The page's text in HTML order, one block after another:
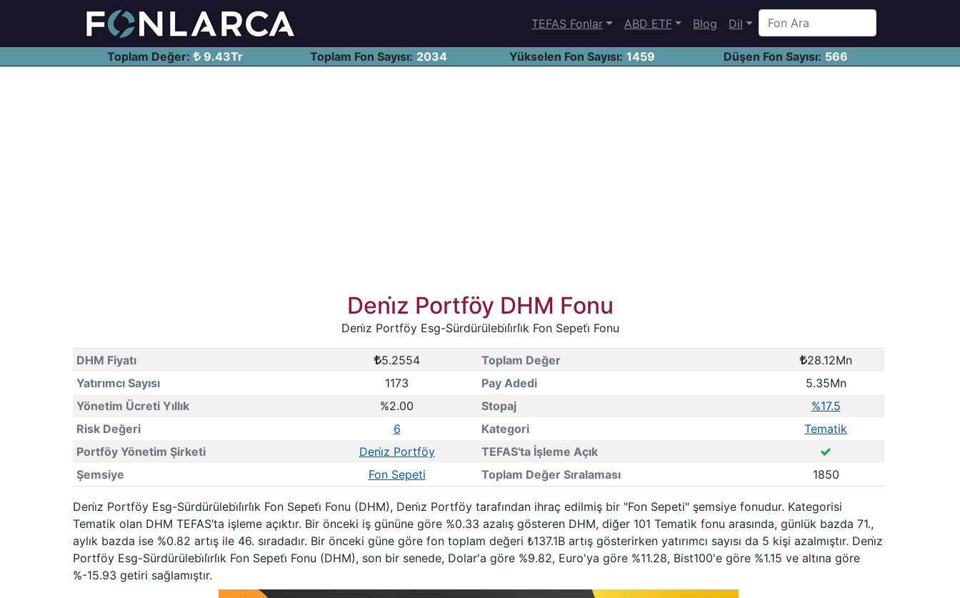
TEFAS Fonlar ABD ETF Blog Dil
Toplam Değer: 9.43Tr Toplam Fon Sayısı: 2034 Yükselen Fon Sayısı: 1459 Düşen Fon Sayısı: 566
Deni̇z Portföy DHM Fonu
Deni̇z Portföy Esg-Sürdürülebi̇li̇rli̇k Fon Sepeti̇ Fonu
DHM Fiyatı 5.2554 Toplam Değer
28.12Mn
Yatırımcı Sayısı
1173 Pay Adedi
5.35Mn
Yönetim Ücreti Yıllık
%2.00 Stopaj
%17.5
Risk Değeri
6 Kategori
Tematik
Portföy Yönetim Şirketi
Deni̇z Portföy
TEFAS'ta İşleme Açık
Şemsiye
Fon Sepeti Toplam Değer Sıralaması 1850
Deni̇z Portföy Esg-Sürdürülebi̇li̇rli̇k Fon Sepeti̇ Fonu (DHM), Deni̇z Portföy tarafından ihraç edilmiş bir "Fon Sepeti" şemsiye fonudur. Kategorisi
Tematik olan DHM TEFAS’ta işleme açıktır. Bir önceki iş gününe göre %0.33 azalış gösteren DHM, diğer 101 Tematik fonu arasında, günlük bazda 71.,
aylık bazda ise %0.82 artış ile 46. sıradadır. Bir önceki güne göre fon toplam değeri ₺137.1B artış gösterirken yatırımcı sayısı da 5 kişi azalmıştır. Deni̇z
Portföy Esg-Sürdürülebi̇li̇rli̇k Fon Sepeti̇ Fonu (DHM), son bir senede, Dolar'a göre %9.82, Euro'ya göre %11.28, Bist100'e göre %1.15 ve altına göre
%-15.93 getiri sağlamıştır.